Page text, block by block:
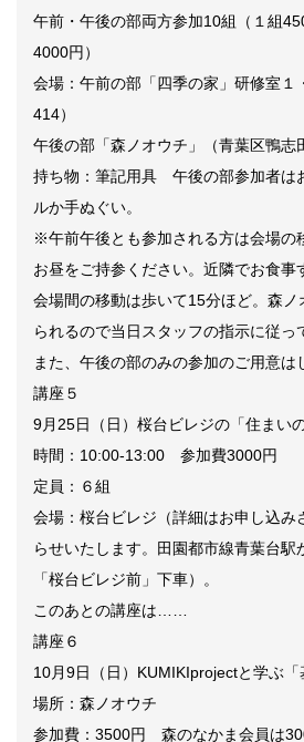
午前・午後の部両方参加10組（１組
4000円）
会場：午前の部「四季の家」研修室１
414）
午後の部「森ノオウチ」（青葉区鴨志
持ち物：筆記用具 午後の部参加者は
ルか手ぬぐい。
※午前午後とも参加される方は会場の
お昼をご持参ください。近隣でお食事
会場間の移動は歩いて15分ほど。森ノ
られるので当日スタッフの指示に従っ
また、午後の部のみの参加のご用意は
講座５
9月25日（日）桜台ビレジの「住まい
時間：10:00-13:00 参加費3000円
定員：６組
会場：桜台ビレジ（詳細はお申し込み
らせいたします。田園都市線青葉台駅
「桜台ビレジ前」下車）。
このあとの講座は……
講座６
10月9日（日）KUMIKIprojectと学ぶ「
場所：森ノオウチ
参加費：3500円 森のなかま会員は